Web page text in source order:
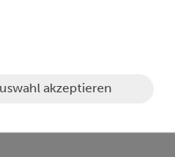
akzeptieren